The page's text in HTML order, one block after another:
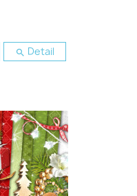
 Detail